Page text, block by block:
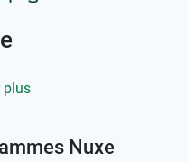
plus
Nuxe